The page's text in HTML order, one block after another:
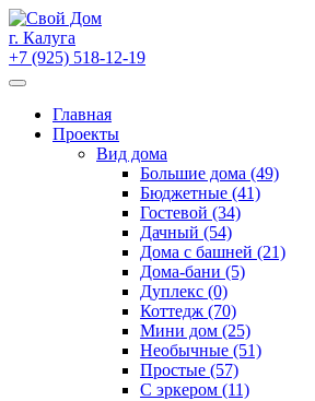
Skip
to
content
г. Калуга
+7 (925) 518-12-19
Главная
Проекты
Вид дома
Большие дома (49)
Бюджетные (41)
Гостевой (34)
Дачный (54)
Дома с башней (21)
Дома-бани (5)
Дуплекс (0)
Коттедж (70)
Мини дом (25)
Необычные (51)
Простые (57)
С эркером (11)